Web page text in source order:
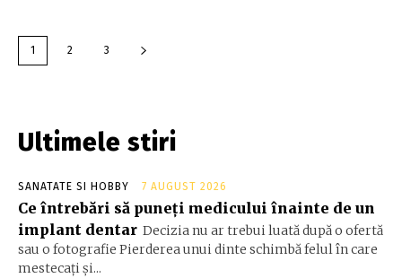
1 2 3
Ultimele stiri
SANATATE SI HOBBY 7 AUGUST 2026
Ce întrebări să puneți medicului înainte de un
implant dentar Decizia nu ar trebui luată după o ofertă
sau o fotografie Pierderea unui dinte schimbă felul în care
mestecați și...